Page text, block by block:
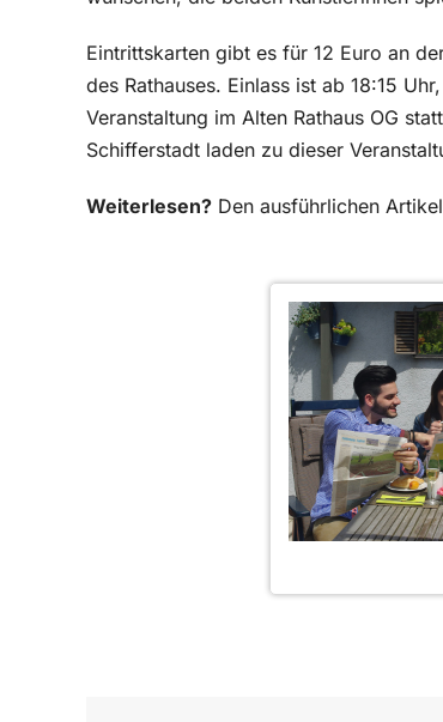
Eintrittskarten gibt es für 12 Euro an
des Rathauses. Einlass ist ab 18:15
Veranstaltung im Alten Rathaus OG
Schifferstadt laden zu dieser
Weiterlesen? Den ausführlichen